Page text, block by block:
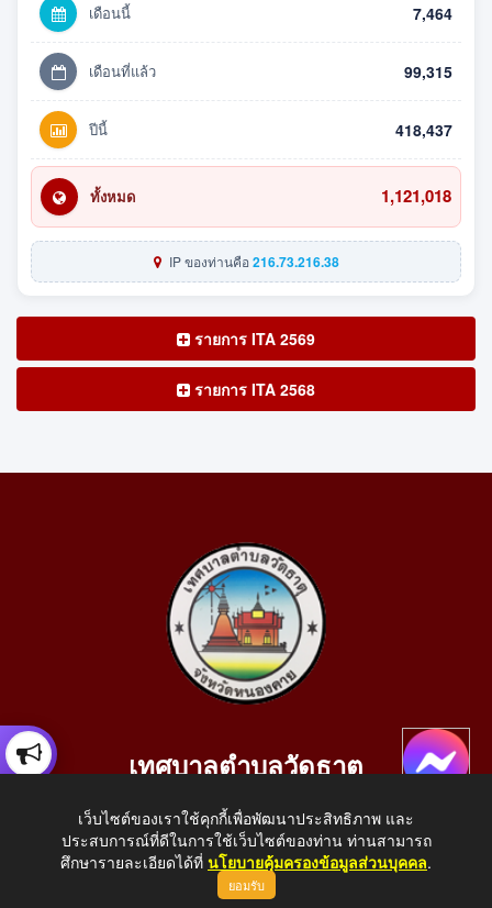
เดือนนี้ 7,464
เดือนที่แล้ว 99,315
ปีนี้ 418,437
ทั้งหมด 1,121,018
IP ของท่านคือ216.73.216.38
รายการ ITA 2569
รายการ ITA 2568
เทศบาลตำบลวัดธาตุ
อ.เมือง จ.หนองคาย 43000
โทรศัพท์: 042-414758 โทรสาร: 042-414759
E-Mail: saraban_05430110@dla.go.th
เว็บไซต์ของเราใช้คุกกี้เพื่อพัฒนาประสิทธิภาพ และ
ประสบการณ์ที่ดีในการใช้เว็บไซต์ของท่าน ท่านสามารถ
ศึกษารายละเอียดได้ที่ นโยบายคุ้มครองข้อมูลส่วนบุคคล.
ยอมรับ